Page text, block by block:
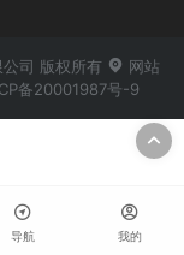
司 版权所有
网站
备20001987号-9
导航 我的